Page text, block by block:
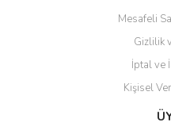
Mesafeli
Gizlilik
İptal ve
Kişisel